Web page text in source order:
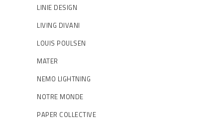
LINIE DESIGN
LIVING DIVANI
LOUIS POULSEN
MATER
NEMO LIGHTNING
NOTRE MONDE
PAPER COLLECTIVE